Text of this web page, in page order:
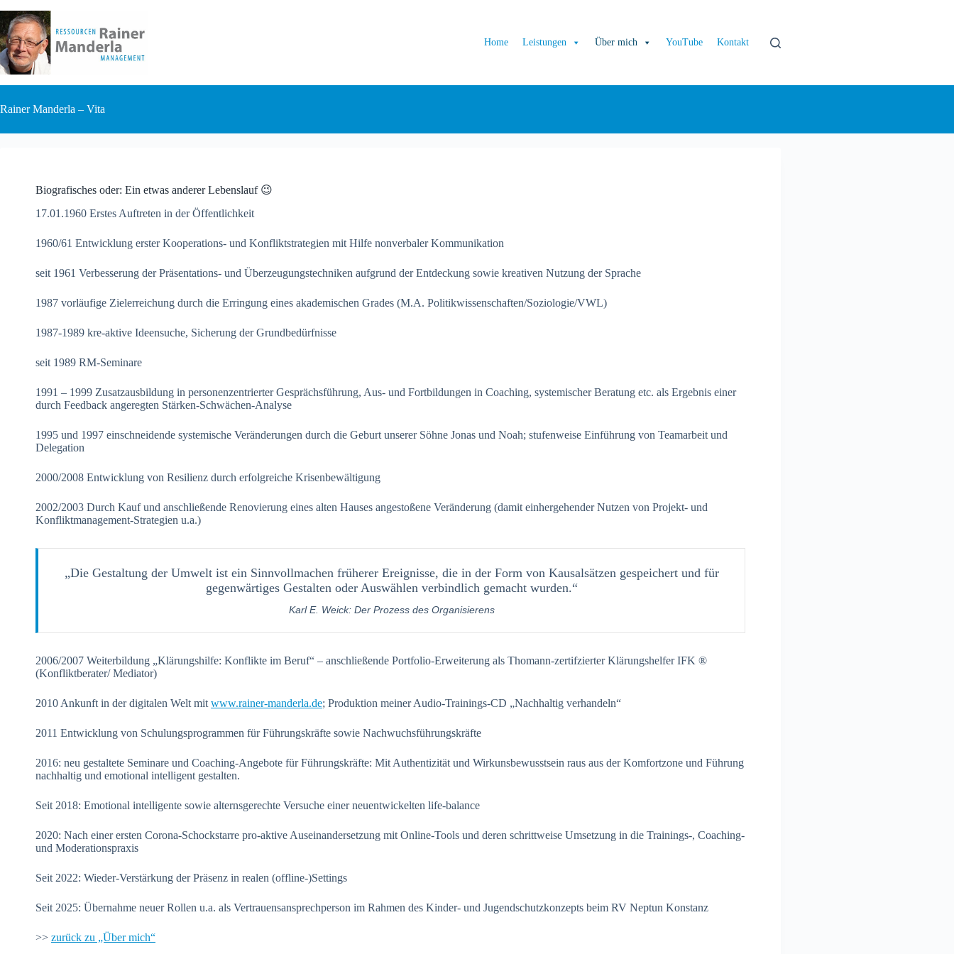
Inhalt
springen
Home Leistungen Über mich YouTube Kontakt
Rainer Manderla – Vita
Biografisches oder: Ein etwas anderer Lebenslauf 😉
17.01.1960 Erstes Auftreten in der Öffentlichkeit
1960/61 Entwicklung erster Kooperations- und Konfliktstrategien mit Hilfe nonverbaler Kommunikation
seit 1961 Verbesserung der Präsentations- und Überzeugungstechniken aufgrund der Entdeckung sowie kreativen Nutzung der Sprache
1987 vorläufige Zielerreichung durch die Erringung eines akademischen Grades (M.A. Politikwissenschaften/Soziologie/VWL)
1987-1989 kre-aktive Ideensuche, Sicherung der Grundbedürfnisse
seit 1989 RM-Seminare
1991 – 1999 Zusatzausbildung in personenzentrierter Gesprächsführung, Aus- und Fortbildungen in Coaching, systemischer Beratung etc. als Ergebnis einer
durch Feedback angeregten Stärken-Schwächen-Analyse
1995 und 1997 einschneidende systemische Veränderungen durch die Geburt unserer Söhne Jonas und Noah; stufenweise Einführung von Teamarbeit und
Delegation
2000/2008 Entwicklung von Resilienz durch erfolgreiche Krisenbewältigung
2002/2003 Durch Kauf und anschließende Renovierung eines alten Hauses angestoßene Veränderung (damit einhergehender Nutzen von Projekt- und
Konfliktmanagement-Strategien u.a.)
„Die Gestaltung der Umwelt ist ein Sinnvollmachen früherer Ereignisse, die in der Form von Kausalsätzen gespeichert und für
gegenwärtiges Gestalten oder Auswählen verbindlich gemacht wurden.“
Karl E. Weick: Der Prozess des Organisierens
2006/2007 Weiterbildung „Klärungshilfe: Konflikte im Beruf“ – anschließende Portfolio-Erweiterung als Thomann-zertifzierter Klärungshelfer IFK ®
(Konfliktberater/ Mediator)
2010 Ankunft in der digitalen Welt mit www.rainer-manderla.de; Produktion meiner Audio-Trainings-CD „Nachhaltig verhandeln“
2011 Entwicklung von Schulungsprogrammen für Führungskräfte sowie Nachwuchsführungskräfte
2016: neu gestaltete Seminare und Coaching-Angebote für Führungskräfte: Mit Authentizität und Wirkunsbewusstsein raus aus der Komfortzone und Führung
nachhaltig und emotional intelligent gestalten.
Seit 2018: Emotional intelligente sowie alternsgerechte Versuche einer neuentwickelten life-balance
2020: Nach einer ersten Corona-Schockstarre pro-aktive Auseinandersetzung mit Online-Tools und deren schrittweise Umsetzung in die Trainings-, Coaching-
und Moderationspraxis
Seit 2022: Wieder-Verstärkung der Präsenz in realen (offline-)Settings
Seit 2025: Übernahme neuer Rollen u.a. als Vertrauensansprechperson im Rahmen des Kinder- und Jugendschutzkonzepts beim RV Neptun Konstanz
>> zurück zu „Über mich“